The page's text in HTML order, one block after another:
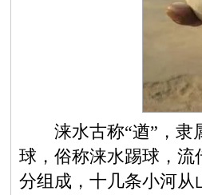
涞水古称“遒”，隶
球，俗称涞水踢球，
分组成，十几条小河